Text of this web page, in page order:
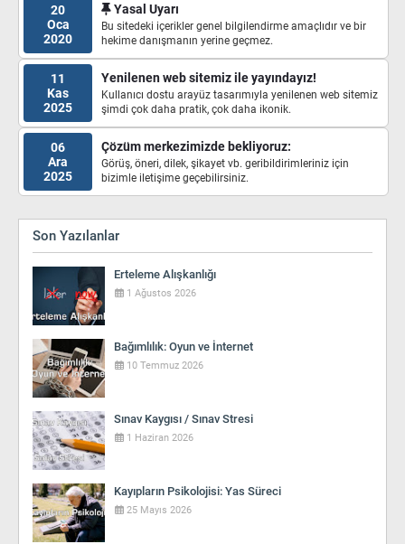
20
Oca
2020
Yasal Uyarı
Bu sitedeki içerikler genel bilgilendirme amaçlıdır ve bir
hekime danışmanın yerine geçmez.
11
Kas
2025
Yenilenen web sitemiz ile yayındayız!
Kullanıcı dostu arayüz tasarımıyla yenilenen web sitemiz
şimdi çok daha pratik, çok daha ikonik.
06
Ara
2025
Çözüm merkezimizde bekliyoruz:
Görüş, öneri, dilek, şikayet vb. geribildirimleriniz için
bizimle iletişime geçebilirsiniz.
Son Yazılanlar
Erteleme Alışkanlığı
1 Ağustos 2026
Bağımlılık: Oyun ve İnternet
10 Temmuz 2026
Sınav Kaygısı / Sınav Stresi
1 Haziran 2026
Kayıpların Psikolojisi: Yas Süreci
25 Mayıs 2026